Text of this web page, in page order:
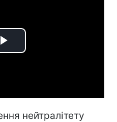
Play
нейтралітету